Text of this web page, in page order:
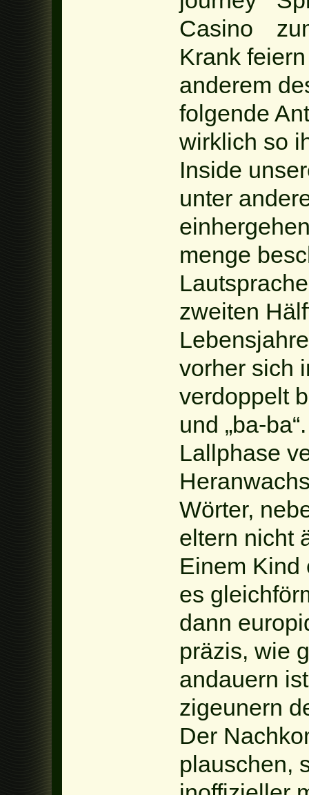
Krank
anderem
folgende
wirklich so
Inside
unter
menge
zweiten
vorher sich
verdoppelt
und „ba-
Lallphase
Wörter,
eltern nicht
Einem Kind
es
dann
präzis, wie
andauern
zigeunern
Der
plauschen,